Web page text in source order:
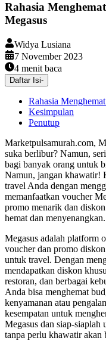
Rahasia
Megasus
Widya Lusiana
7 November 2023
4 menit baca
Daftar Isi-
Rahasia
Kesimpulan
Penutup
Marketpulsamurah.com,
suka berlibur? Namun,
bagi banyak orang untuk
Namun, jangan khawatir!
travel Anda dengan
memanfaatkan voucher
promo menarik dan
hemat dan menyenangkan.
Megasus adalah platform
voucher dan promo
untuk travel. Dengan
mendapatkan diskon
restoran, dan berbagai
Anda bisa menghemat
kenyamanan atau
kesempatan untuk
Megasus dan siap-
tanpa perlu khawatir akan